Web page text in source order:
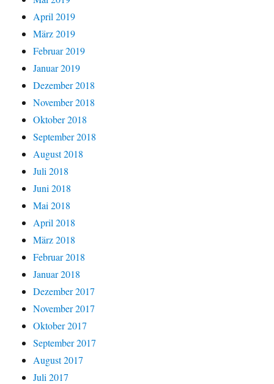
April 2019
März 2019
Februar 2019
Januar 2019
Dezember 2018
November 2018
Oktober 2018
September 2018
August 2018
Juli 2018
Juni 2018
Mai 2018
April 2018
März 2018
Februar 2018
Januar 2018
Dezember 2017
November 2017
Oktober 2017
September 2017
August 2017
Juli 2017